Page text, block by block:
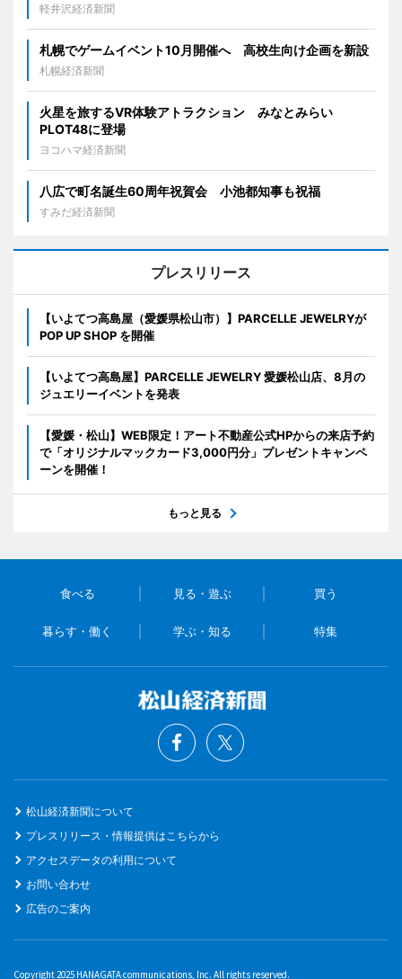
軽井沢経済新聞
札幌でゲームイベント10月開催へ 高校生向け企画を新設
札幌経済新聞
火星を旅するVR体験アトラクション みなとみらい
PLOT48に登場
ヨコハマ経済新聞
八広で町名誕生60周年祝賀会 小池都知事も祝福
すみだ経済新聞
プレスリリース
【いよてつ高島屋（愛媛県松山市）】PARCELLE JEWELRYが
POP UP SHOP を開催
【いよてつ高島屋】PARCELLE JEWELRY 愛媛松山店、8月の
ジュエリーイベントを発表
【愛媛・松山】WEB限定！アート不動産公式HPからの来店予約
で「オリジナルマックカード3,000円分」プレゼントキャンペ
ーンを開催！
もっと見る
食べる 見る・遊ぶ 買う
暮らす・働く 学ぶ・知る 特集
松山経済新聞について
プレスリリース・情報提供はこちらから
アクセスデータの利用について
お問い合わせ
広告のご案内
Copyright 2025 HANAGATA communications, Inc. All rights reserved.